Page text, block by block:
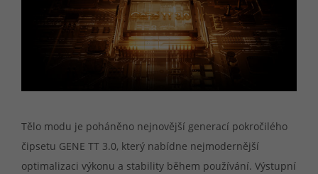
Tělo modu je poháněno nejnovější generací pokročilého
čipsetu GENE TT 3.0, který nabídne nejmodernější
optimalizaci výkonu a stability během používání. Výstupní